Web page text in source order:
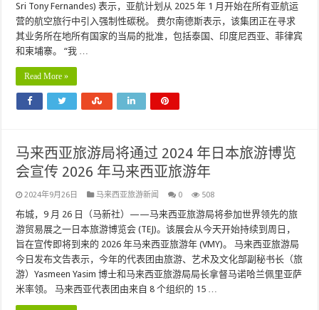
Sri Tony Fernandes) 表示，亚航计划从 2025 年 1 月开始在所有亚航运
营的航空旅行中引入强制性碳税。 费尔南德斯表示，该集团正在寻求
其业务所在地所有国家的当局的批准，包括泰国、印度尼西亚、菲律宾
和柬埔寨。 “我 …
Read More »
马来西亚旅游局将通过 2024 年日本旅游博览
会宣传 2026 年马来西亚旅游年
2024年9月26日 马来西亚旅游新闻 0 508
布城，9 月 26 日（马新社）——马来西亚旅游局将参加世界领先的旅
游贸易展之一日本旅游博览会 (TEJ)。该展会从今天开始持续到周日，
旨在宣传即将到来的 2026 年马来西亚旅游年 (VMY)。 马来西亚旅游局
今日发布文告表示，今年的代表团由旅游、艺术及文化部副秘书长（旅
游）Yasmeen Yasim 博士和马来西亚旅游局局长拿督马诺哈兰佩里亚萨
米率领。 马来西亚代表团由来自 8 个组织的 15 …